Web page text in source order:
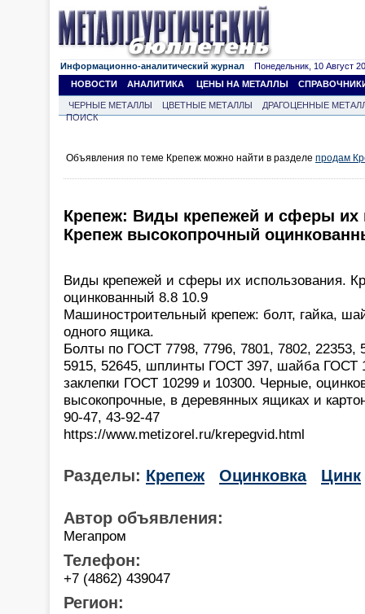
Информационно-аналитический журнал Понедельник, 10 Август
НОВОСТИ
АНАЛИТИКА ЦЕНЫ НА МЕТАЛЛЫ
ЧЕРНЫЕ МЕТАЛЛЫ ЦВЕТНЫЕ МЕТАЛЛЫ
ДРАГОЦЕННЫЕ
ПОИСК
Объявления по теме Крепеж можно найти в разделе продам
Крепеж: Виды крепежей и сферы их
Крепеж высокопрочный
Виды крепежей и сферы их использования.
оцинкованный 8.8 10.9
Машиностроительный крепеж: болт, гайка,
одного ящика.
Болты по ГОСТ 7798, 7796, 7801, 7802, 22353,
5915, 52645, шплинты ГОСТ 397, шайба ГОСТ
заклепки ГОСТ 10299 и 10300. Черные,
высокопрочные, в деревянных ящиках и
90-47, 43-92-47
https://www.metizorel.ru/krepegvid.html
Разделы: Крепеж Оцинковка Цинк
Автор объявления:
Мегапром
Телефон:
+7 (4862) 439047
Регион: